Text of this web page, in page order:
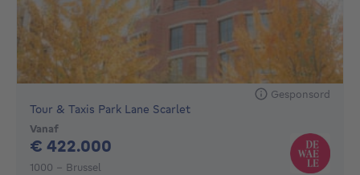
Gesponsord
Tour & Taxis Park Lane Scarlet
Vanaf
€ 422.000
1000 - Brussel